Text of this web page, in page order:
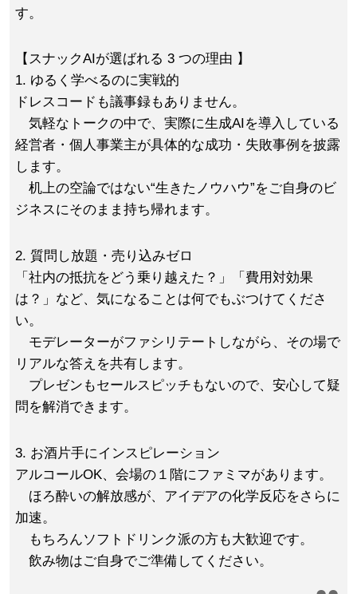
す。
【スナックAIが選ばれる 3 つの理由 】
1. ゆるく学べるのに実戦的
ドレスコードも議事録もありません。
気軽なトークの中で、実際に生成AIを導入している
経営者・個人事業主が具体的な成功・失敗事例を披露
します。
机上の空論ではない“生きたノウハウ”をご自身のビ
ジネスにそのまま持ち帰れます。
2. 質問し放題・売り込みゼロ
「社内の抵抗をどう乗り越えた？」「費用対効果
は？」など、気になることは何でもぶつけてくださ
い。
モデレーターがファシリテートしながら、その場で
リアルな答えを共有します。
プレゼンもセールスピッチもないので、安心して疑
問を解消できます。
3. お酒片手にインスピレーション
アルコールOK、会場の１階にファミマがあります。
ほろ酔いの解放感が、アイデアの化学反応をさらに
加速。
もちろんソフトドリンク派の方も大歓迎です。
飲み物はご自身でご準備してください。